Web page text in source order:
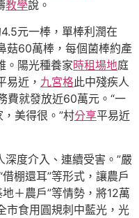
教學說。
元一棒，單棒利潤在
菇60萬棒，每個菌棒約產
。陽光種養家時租場地庭
易近， 九宮格此中殘疾人
費就發放近60萬元。“一
美得很。”村分享平易近
深度介入、連續受害。”嚴
棚還耳”等形式，讓農戶
＋農戶”等情勢，將12萬
市食用圓規刺中藍光，光